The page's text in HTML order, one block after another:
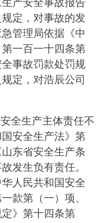
定，对事故的发
管理局依据《中
一百一十四条第
事故罚款处罚规
定，对浩辰公司
全生产主体责任不
安全生产法》第
东省安全生产条
发生负有责任。
人民共和国安全
款第（一）项、
定》第十四条第